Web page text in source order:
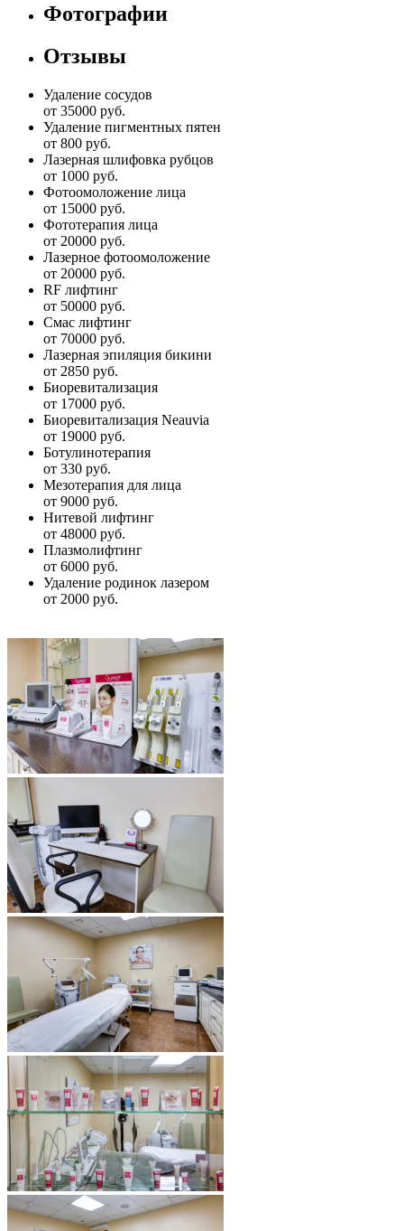
Фотографии
Отзывы
Удаление сосудов
от 35000 руб.
Удаление пигментных пятен
от 800 руб.
Лазерная шлифовка рубцов
от 1000 руб.
Фотоомоложение лица
от 15000 руб.
Фототерапия лица
от 20000 руб.
Лазерное фотоомоложение
от 20000 руб.
RF лифтинг
от 50000 руб.
Смас лифтинг
от 70000 руб.
Лазерная эпиляция бикини
от 2850 руб.
Биоревитализация
от 17000 руб.
Биоревитализация Neauvia
от 19000 руб.
Ботулинотерапия
от 330 руб.
Мезотерапия для лица
от 9000 руб.
Нитевой лифтинг
от 48000 руб.
Плазмолифтинг
от 6000 руб.
Удаление родинок лазером
от 2000 руб.